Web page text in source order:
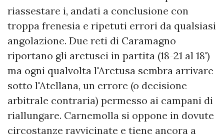
riassestare i, andati a conclusione con
troppa frenesia e ripetuti errori da qualsiasi
angolazione. Due reti di Caramagno
riportano gli aretusei in partita (18-21 al 18')
ma ogni qualvolta l'Aretusa sembra arrivare
sotto l'Atellana, un errore (o decisione
arbitrale contraria) permesso ai campani di
riallungare. Carnemolla si oppone in dovute
circostanze ravvicinate e tiene ancora a